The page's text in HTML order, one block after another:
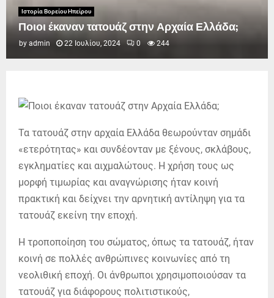
Ιστορία Βορείου Ηπείρου
Ποιοι έκαναν τατουάζ στην Αρχαία Ελλάδα;
by admin 22 Ιουλίου, 2024 0 244
Τα τατουάζ στην αρχαία Ελλάδα θεωρούνταν σημάδι
«ετερότητας» και συνδέονταν με ξένους, σκλάβους,
εγκληματίες και αιχμαλώτους. Η χρήση τους ως
μορφή τιμωρίας και αναγνώρισης ήταν κοινή
πρακτική και δείχνει την αρνητική αντίληψη για τα
τατουάζ εκείνη την εποχή.
Η τροποποίηση του σώματος, όπως τα τατουάζ, ήταν
κοινή σε πολλές ανθρώπινες κοινωνίες από τη
νεολιθική εποχή. Οι άνθρωποι χρησιμοποιούσαν τα
τατουάζ για διάφορους πολιτιστικούς,